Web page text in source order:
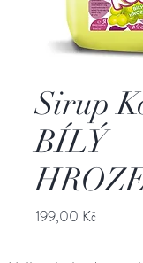
Sirup
BÍLÝ
199,00 KčCena